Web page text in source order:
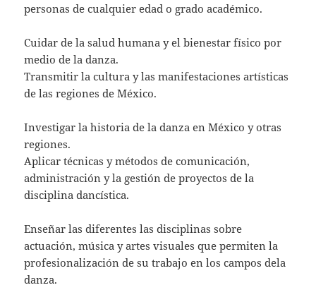
personas de cualquier edad o grado académico.
Cuidar de la salud humana y el bienestar físico por
medio de la danza.
Transmitir la cultura y las manifestaciones artísticas
de las regiones de México.
Investigar la historia de la danza en México y otras
regiones.
Aplicar técnicas y métodos de comunicación,
administración y la gestión de proyectos de la
disciplina dancística.
Enseñar las diferentes las disciplinas sobre
actuación, música y artes visuales que permiten la
profesionalización de su trabajo en los campos dela
danza.